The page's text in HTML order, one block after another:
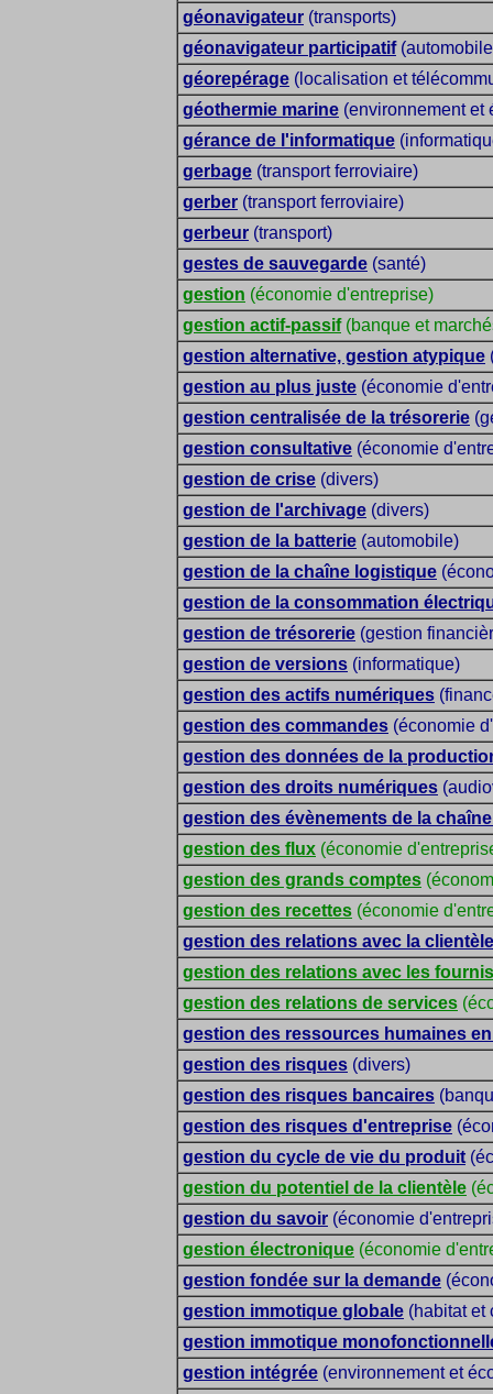
géonavigateur (transports)
géonavigateur participatif
géorepérage (localisation et
géothermie marine (environnement et
gérance de l'informatique
gerbage (transport ferroviaire)
gerber (transport ferroviaire)
gerbeur (transport)
gestes de sauvegarde (santé)
gestion (économie d'entreprise)
gestion actif-passif(banque et
gestion alternative, gestion atypique
gestion au plus juste (économie
gestion centralisée de la trésorerie
gestion consultative (économie
gestion de crise (divers)
gestion de l'archivage (divers)
gestion de la batterie (automobile)
gestion de la chaîne logistique
gestion de la consommation
gestion de trésorerie (gestion
gestion de versions (informatique)
gestion des actifs numériques
gestion des commandes (économie
gestion des données de la
gestion des droits numériques
gestion des évènements de la
gestion des flux (économie
gestion des grands comptes
gestion des recettes (économie
gestion des relations avec la clientèle
gestion des relations avec les
gestion des relations de services
gestion des ressources humaines
gestion des risques (divers)
gestion des risques bancaires
gestion des risques d'entreprise
gestion du cycle de vie du produit
gestion du potentiel de la clientèle
gestion du savoir (économie
gestion électronique (économie
gestion fondée sur la demande
gestion immotique globale (habitat et
gestion immotique
gestion intégrée (environnement et